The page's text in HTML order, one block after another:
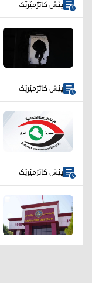
پێش کاتژمێرێک
پێش کاتژمێرێک
پێش کاتژمێرێک